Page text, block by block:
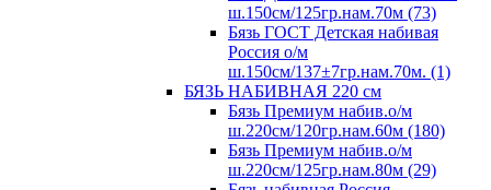
ш.150см/125гр.нам.70м (73)
Бязь ГОСТ Детская набивая
Россия о/м
ш.150см/137±7гр.нам.70м. (1)
БЯЗЬ НАБИВНАЯ 220 см
Бязь Премиум набив.о/м
ш.220см/120гр.нам.60м (180)
Бязь Премиум набив.о/м
ш.220см/125гр.нам.80м (29)